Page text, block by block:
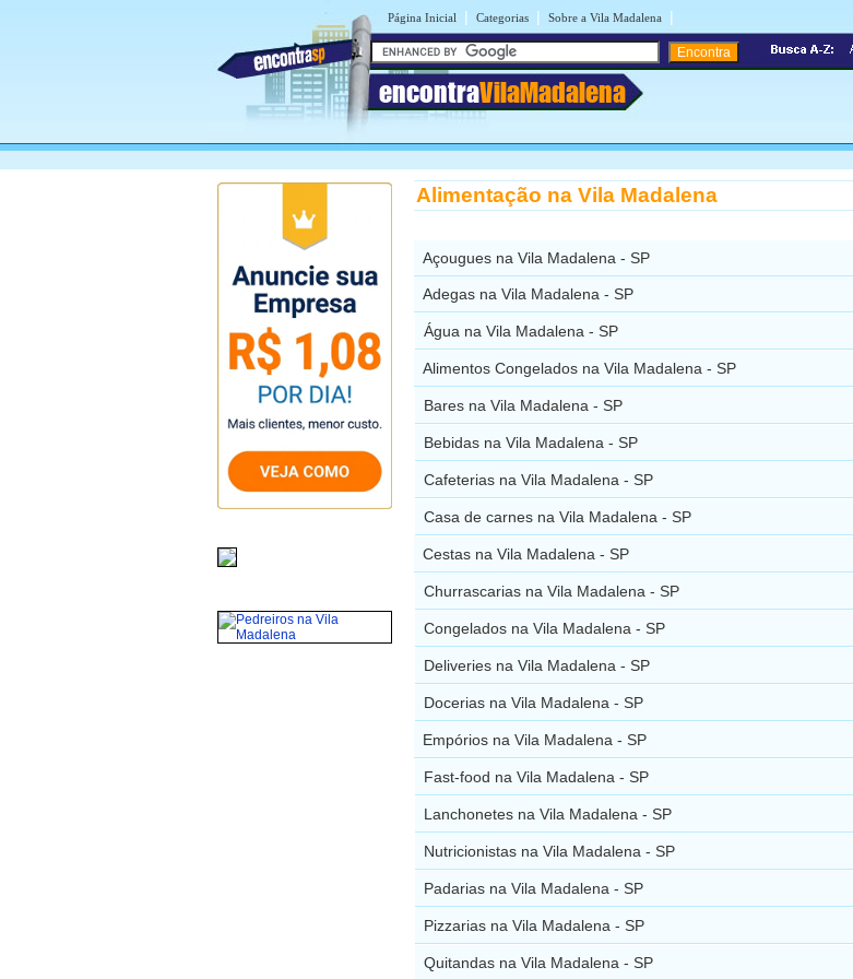
Página Inicial | Categorias | Sobre a Vila Madalena |
encontraVilaMadalena
Alimentação na Vila Madalena
Açougues na Vila Madalena - SP
Adegas na Vila Madalena - SP
Água na Vila Madalena - SP
Alimentos Congelados na Vila Madalena - SP
Bares na Vila Madalena - SP
Bebidas na Vila Madalena - SP
Cafeterias na Vila Madalena - SP
Casa de carnes na Vila Madalena - SP
Cestas na Vila Madalena - SP
Churrascarias na Vila Madalena - SP
Congelados na Vila Madalena - SP
Deliveries na Vila Madalena - SP
Docerias na Vila Madalena - SP
Empórios na Vila Madalena - SP
Fast-food na Vila Madalena - SP
Lanchonetes na Vila Madalena - SP
Nutricionistas na Vila Madalena - SP
Padarias na Vila Madalena - SP
Pizzarias na Vila Madalena - SP
Quitandas na Vila Madalena - SP